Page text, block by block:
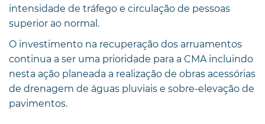
intensidade de tráfego e circulação de pessoas
superior ao normal.
O investimento na recuperação dos arruamentos
continua a ser uma prioridade para a CMA incluindo
nesta ação planeada a realização de obras acessórias
de drenagem de águas pluviais e sobre-elevação de
pavimentos.